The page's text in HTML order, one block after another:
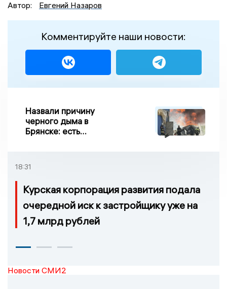
Автор:
Евгений Назаров
Комментируйте наши новости:
Назвали причину
черного дыма в
Брянске: есть
18:31
Курская корпорация развития подала
очередной иск к застройщику уже на
1,7 млрд рублей
Новости СМИ2